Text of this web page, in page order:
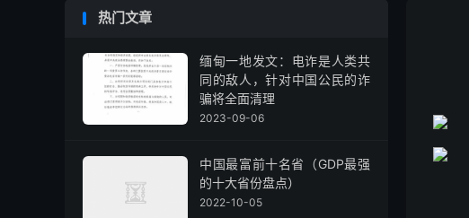
热门文章
缅甸一地发文：电诈是人类共
同的敌人，针对中国公民的诈
骗将全面清理
2023-09-06
中国最富前十名省（GDP最强
的十大省份盘点）
2022-10-05